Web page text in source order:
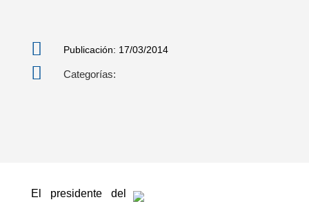
 Publicación: 17/03/2014
 Categorías:
El presidente del